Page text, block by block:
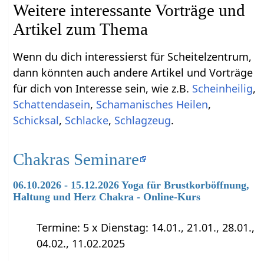
Weitere interessante Vorträge und
Artikel zum Thema
Wenn du dich interessierst für Scheitelzentrum,
dann könnten auch andere Artikel und Vorträge
für dich von Interesse sein, wie z.B. Scheinheilig,
Schattendasein, Schamanisches Heilen,
Schicksal, Schlacke, Schlagzeug.
Chakras Seminare
06.10.2026 - 15.12.2026 Yoga für Brustkorböffnung,
Haltung und Herz Chakra - Online-Kurs
Termine: 5 x Dienstag: 14.01., 21.01., 28.01.,
04.02., 11.02.2025